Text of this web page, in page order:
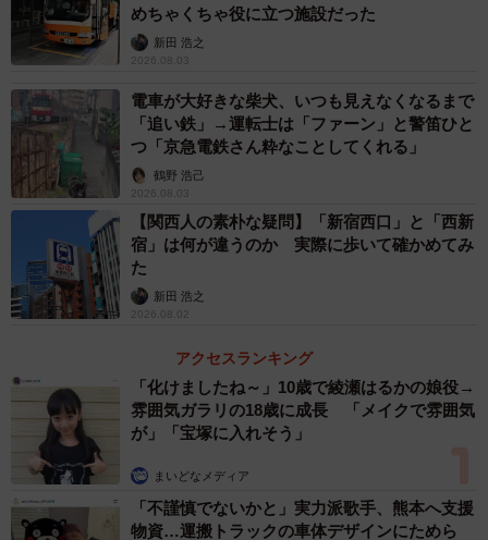
4/6
どことなく旧国鉄の雰囲気が感じられる東羽衣駅。
鳳駅を発車すると高架線に入り、わずか3分で終着の東羽衣
駅に着きました。東羽衣駅は単線でありながら2つのホーム
を持つ立派な高架駅。JRというよりはどこか旧国鉄の雰囲
気が残る駅です。乗客はそそくさと出口へ向かいました。
めちゃくちゃ役に立つ施設だった
新田 浩之
2026.08.03
電車が大好きな柴犬、いつも見えなくなるまで
「追い鉄」→運転士は「ファーン」と警笛ひと
つ「京急電鉄さん粋なことしてくれる」
鶴野 浩己
2026.08.03
【関西人の素朴な疑問】「新宿西口」と「西新
宿」は何が違うのか 実際に歩いて確かめてみ
た
新田 浩之
2026.08.02
アクセスランキング
「化けましたね～」10歳で綾瀬はるかの娘役→
雰囲気ガラリの18歳に成長 「メイクで雰囲気
が」「宝塚に入れそう」
まいどなメディア
「不謹慎でないかと」実力派歌手、熊本へ支援
物資…運搬トラックの車体デザインにためら